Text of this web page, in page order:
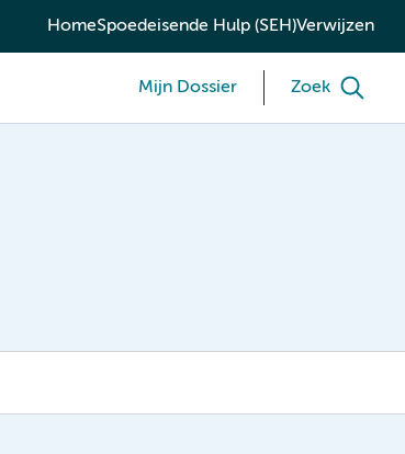
HomeSpoedeisende Hulp (SEH)Verwijzen
Mijn Dossier Zoek